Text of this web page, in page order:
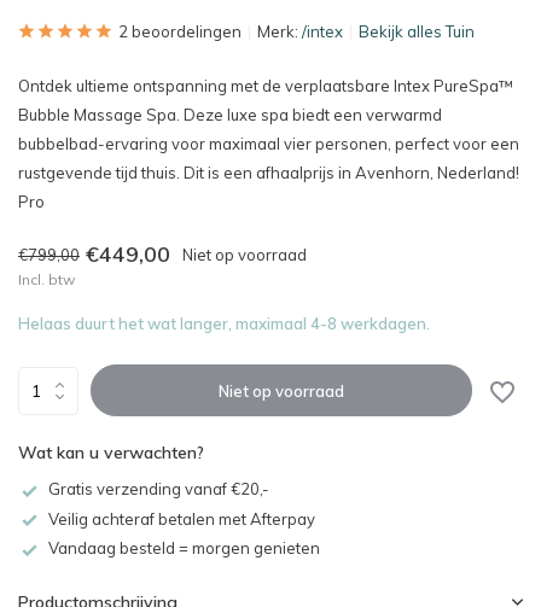
2 beoordelingen Merk: /intex Bekijk alles Tuin
Ontdek ultieme ontspanning met de verplaatsbare Intex PureSpa™
Bubble Massage Spa. Deze luxe spa biedt een verwarmd
bubbelbad-ervaring voor maximaal vier personen, perfect voor een
rustgevende tijd thuis. Dit is een afhaalprijs in Avenhorn, Nederland!
Pro
€799,00 €449,00 Niet op voorraad
Incl. btw
Helaas duurt het wat langer, maximaal 4-8 werkdagen.
Niet op voorraad
Wat kan u verwachten?
Gratis verzending vanaf €20,-
Veilig achteraf betalen met Afterpay
Vandaag besteld = morgen genieten
Productomschrijving